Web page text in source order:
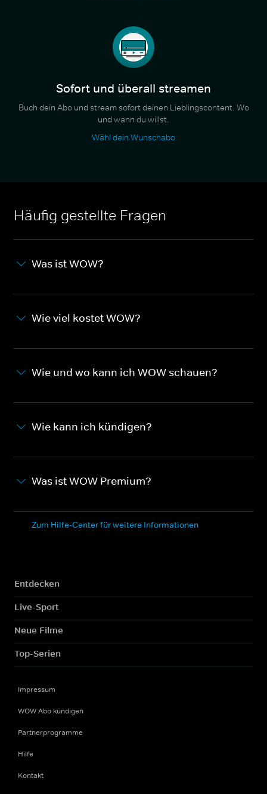
Sofort und überall streamen
Buch dein Abo und stream sofort deinen Lieblingscontent. Wo
und wann du willst.
Wähl dein Wunschabo
Häufig gestellte Fragen
Was ist WOW?
Wie viel kostet WOW?
Wie und wo kann ich WOW schauen?
Wie kann ich kündigen?
Was ist WOW Premium?
Zum Hilfe-Center für weitere Informationen
Entdecken
Live-Sport
Neue Filme
Top-Serien
Impressum
WOW Abo kündigen
Partnerprogramme
Hilfe
Kontakt